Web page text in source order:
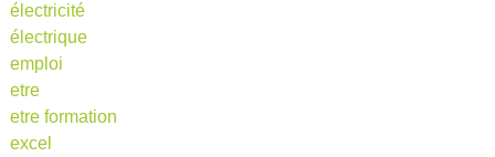
électricité
électrique
emploi
etre
etre formation
excel